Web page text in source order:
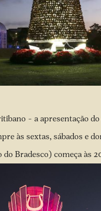
– a apresentação
às sextas, sábados e
Bradesco) começa às